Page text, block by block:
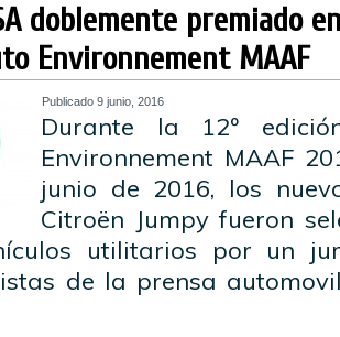
doblemente premiado
Environnement MAAF
Publicado 9 junio, 2016
Durante la 12º
Environnement MAAF
junio de 2016, los
Citroën Jumpy fueron
utilitarios por un
de la prensa